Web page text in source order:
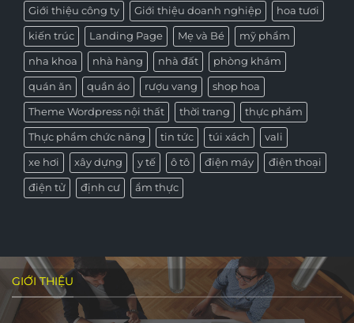
Giới thiệu công ty Giới thiệu doanh nghiệp hoa tươi
kiến trúc Landing Page Mẹ và Bé mỹ phẩm
nha khoa nhà hàng nhà đất phòng khám
quán ăn quần áo rượu vang shop hoa
Theme Wordpress nội thất thời trang thực phẩm
Thực phẩm chức năng tin tức túi xách vali
xe hơi xây dựng y tế ô tô điện máy điện thoại
điện tử định cư ẩm thực
GIỚI THIỆU